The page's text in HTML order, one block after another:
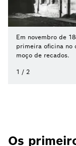
Em novembro de
primeira oficina no
moço de recados.
1 / 2
Os